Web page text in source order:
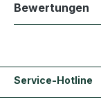
Bewertungen
Service-Hotline